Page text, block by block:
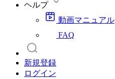
ヘルプ
動画マニュアル
FAQ
新規登録
ログイン